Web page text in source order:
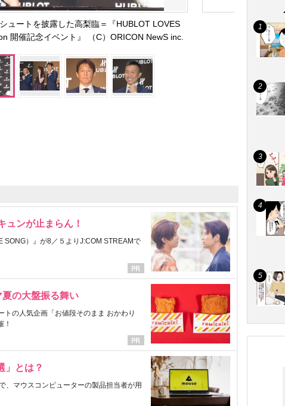
ュートを披露した高梨臨＝『HUBLOT LOVES
開催記念イベント』 （C）ORICON NewS inc.
ュンが止まらん！
SONG）』が8／５よりJ:COM STREAMで
の大盤振る舞い
の人気企画「お値段そのまま おかわり
！
」とは？
、マウスコンピューターの製品担当者が用